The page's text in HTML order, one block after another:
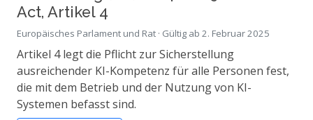
Act, Artikel 4
Europäisches Parlament und Rat · Gültig ab 2. Februar 2025
Artikel 4 legt die Pflicht zur Sicherstellung
ausreichender KI-Kompetenz für alle Personen fest,
die mit dem Betrieb und der Nutzung von KI-
Systemen befasst sind.